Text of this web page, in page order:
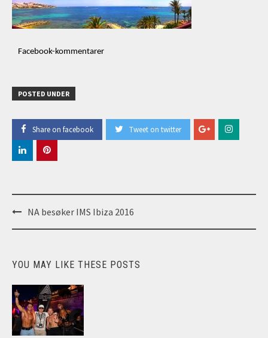
Facebook-kommentarer
POSTED UNDER
Share on facebook Tweet on twitter
Post
navigation
NA besøker IMS Ibiza 2016
YOU MAY LIKE THESE POSTS